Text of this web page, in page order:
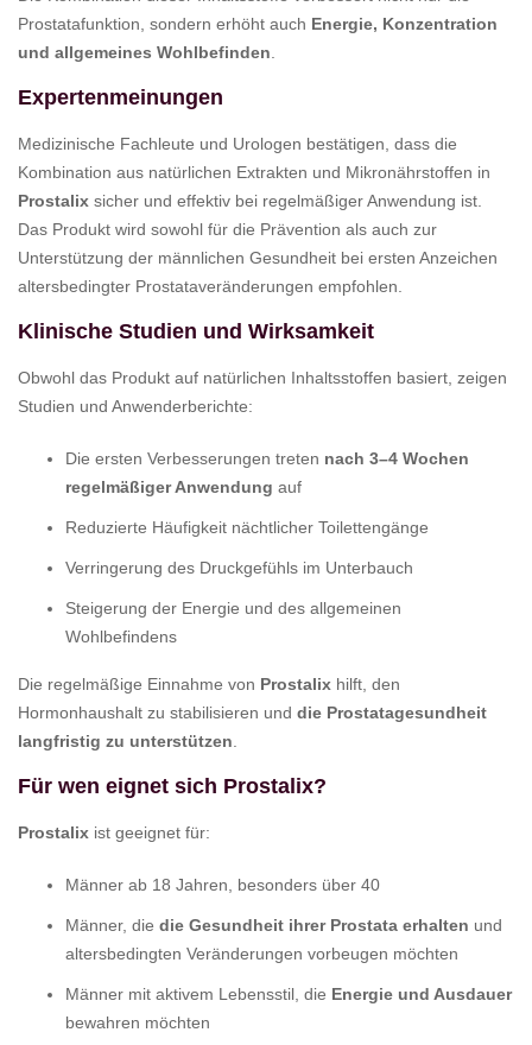
Prostatafunktion, sondern erhöht auch Energie, Konzentration
und allgemeines Wohlbefinden
Expertenmeinungen
Medizinische Fachleute und Urologen bestätigen, dass die
Kombination aus natürlichen Extrakten und Mikronährstoffen in
Prostalix sicher und effektiv bei regelmäßiger Anwendung ist.
Das Produkt wird sowohl für die Prävention als auch zur
Unterstützung der männlichen Gesundheit bei ersten Anzeichen
altersbedingter Prostataveränderungen empfohlen.
Klinische Studien und Wirksamkeit
Obwohl das Produkt auf natürlichen Inhaltsstoffen basiert, zeigen
Studien und Anwenderberichte:
Die ersten Verbesserungen treten nach 3–4 Wochen
regelmäßiger Anwendung auf
Reduzierte Häufigkeit nächtlicher Toilettengänge
Verringerung des Druckgefühls im Unterbauch
Steigerung der Energie und des allgemeinen
Wohlbefindens
Die regelmäßige Einnahme von Prostalix hilft, den
Hormonhaushalt zu stabilisieren und die Prostatagesundheit
langfristig zu unterstützen
Für wen eignet sich Prostalix?
Prostalix ist geeignet für:
Männer ab 18 Jahren, besonders über 40
Männer, die die Gesundheit ihrer Prostata erhalten und
altersbedingten Veränderungen vorbeugen möchten
Männer mit aktivem Lebensstil, die Energie und Ausdauer
bewahren möchten